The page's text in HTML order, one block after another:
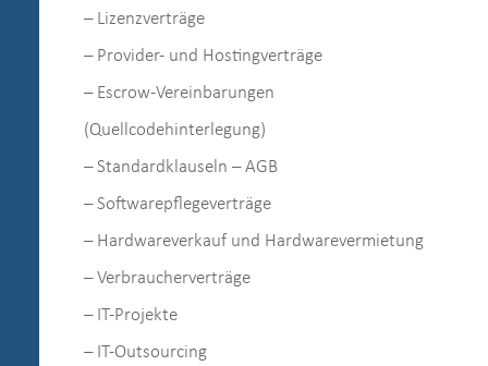
– Lizenzverträge
– Provider- und Hostingverträge
– Escrow-Vereinbarungen
(Quellcodehinterlegung)
– Standardklauseln – AGB
– Softwarepflegeverträge
– Hardwareverkauf und Hardwarevermietung
– Verbraucherverträge
– IT-Projekte
– IT-Outsourcing